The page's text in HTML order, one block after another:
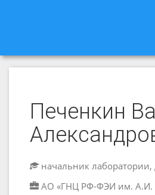
Печенкин
начальник лаборатории,
АО «ГНЦ РФ-ФЭИ им. А.И.